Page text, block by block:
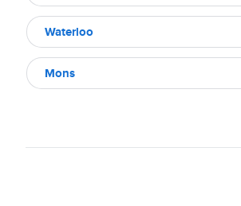
Waterloo
Mons